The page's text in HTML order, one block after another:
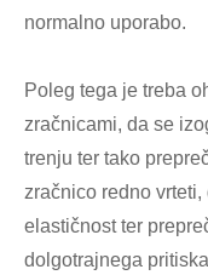
normalno uporabo.
Poleg tega je treba
zračnicami, da se
trenju ter tako
zračnico redno
elastičnost ter
dolgotrajnega